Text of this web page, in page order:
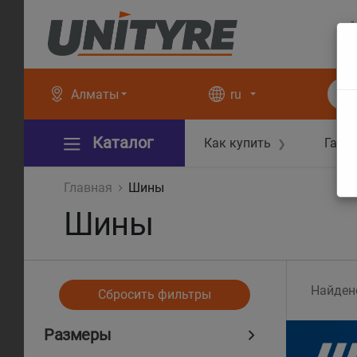
Алматы ru
Каталог Как купить ❯
Главная Шины
Шины
Сбросить фильтры
Размеры